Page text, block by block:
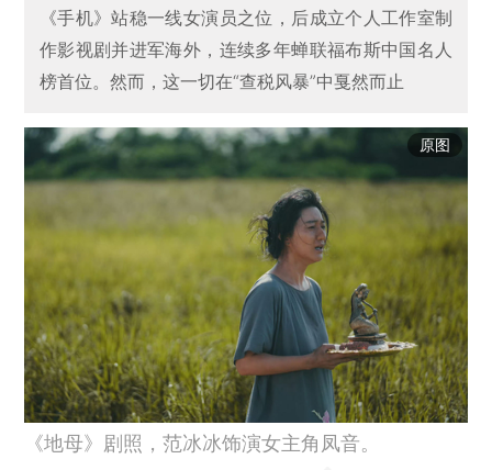
《手机》站稳一线女演员之位，后成立个人工作室制
作影视剧并进军海外，连续多年蝉联福布斯中国名人
榜首位。然而，这一切在“查税风暴”中戛然而止
原图
《地母》剧照，范冰冰饰演女主角凤音。